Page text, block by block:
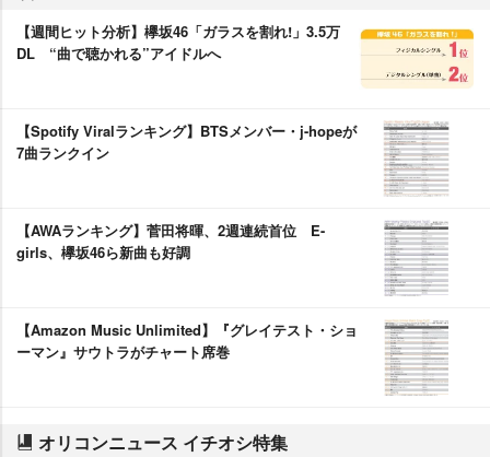
【週間ヒット分析】欅坂46「ガラスを割れ!」3.5万
DL “曲で聴かれる”アイドルへ
【Spotify Viralランキング】BTSメンバー・j-hopeが
7曲ランクイン
【AWAランキング】菅田将暉、2週連続首位 E-
girls、欅坂46ら新曲も好調
【Amazon Music Unlimited】『グレイテスト・ショ
ーマン』サウトラがチャート席巻
オリコンニュース イチオシ特集